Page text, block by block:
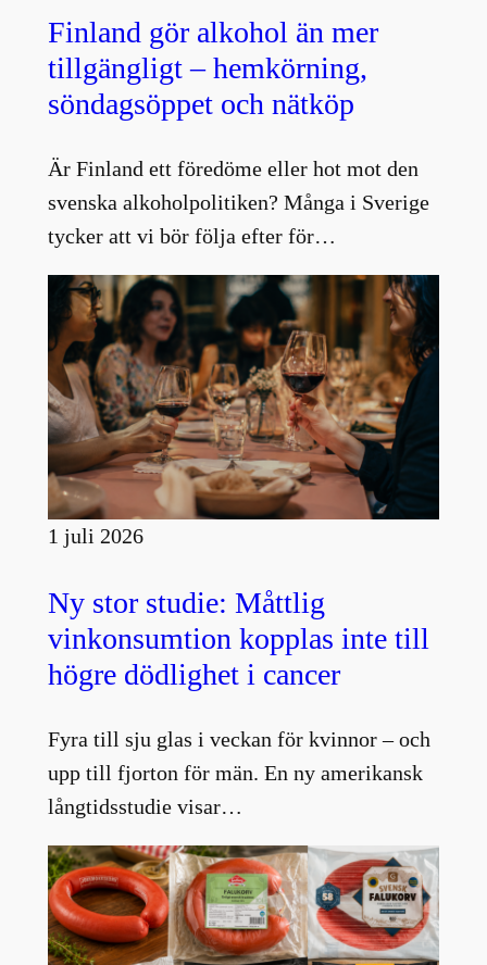
Finland gör alkohol än mer
tillgängligt – hemkörning,
söndagsöppet och nätköp
Är Finland ett föredöme eller hot mot den
svenska alkoholpolitiken? Många i Sverige
tycker att vi bör följa efter för…
1 juli 2026
Ny stor studie: Måttlig
vinkonsumtion kopplas inte till
högre dödlighet i cancer
Fyra till sju glas i veckan för kvinnor – och
upp till fjorton för män. En ny amerikansk
långtidsstudie visar…